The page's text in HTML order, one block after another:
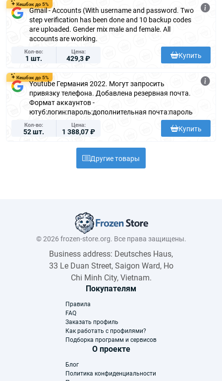
Кешбэк до 5%
Gmail - Accounts (With username and password. Two
step verification has been done and 10 backup codes
are uploaded. Gender mix male and female. All
accounts are working.
Кол-во
1 шт.
Цена
429,3 ₽ Купить
Кешбэк до 5%
Youtube Германия 2022. Могут запросить
привязку телефона. Добавлена резервная почта.
Формат аккаунтов -
ютуб:логин:пароль:дополнительная почта:пароль
Кол-во
52 шт.
Цена
1 388,07 ₽ Купить
Другие товары
© 2026 frozen-store.org. Все права защищены.
Business address: Deutsches Haus,
33 Le Duan Street, Saigon Ward, Ho
Chi Minh City, Vietnam.
Покупателям
Правила
FAQ
Заказать профиль
Как работать с профилями?
Подборка программ и сервисов
О проекте
Блог
Политика конфиденциальности